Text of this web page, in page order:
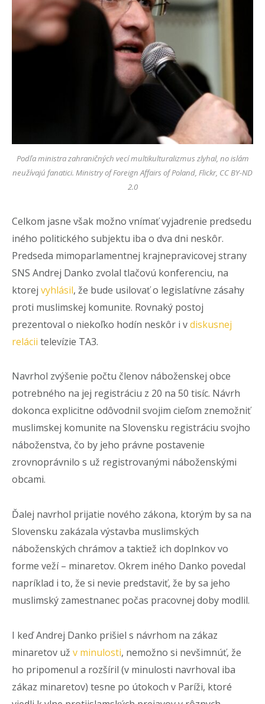
Podľa ministra zahraničných vecí multikulturalizmus zlyhal, no islám
neužívajú fanatici. Ministry of Foreign Affairs of Poland, Flickr, CC BY-ND
2.0
Celkom jasne však možno vnímať vyjadrenie predsedu
iného politického subjektu iba o dva dni neskôr.
Predseda mimoparlamentnej krajnepravicovej strany
SNS Andrej Danko zvolal tlačovú konferenciu, na
ktorej vyhlásil, že bude usilovať o legislatívne zásahy
proti muslimskej komunite. Rovnaký postoj
prezentoval o niekoľko hodín neskôr i vdiskusnej
relácii televízie TA3.
Navrhol zvýšenie počtu členov náboženskej obce
potrebného na jej registráciu z 20 na 50 tisíc. Návrh
dokonca explicitne odôvodnil svojim cieľom znemožniť
muslimskej komunite na Slovensku registráciu svojho
náboženstva, čo by jeho právne postavenie
zrovnoprávnilo s už registrovanými náboženskými
obcami.
Ďalej navrhol prijatie nového zákona, ktorým by sa na
Slovensku zakázala výstavba muslimských
náboženských chrámov a taktiež ich doplnkov vo
forme veží – minaretov. Okrem iného Danko povedal
napríklad i to, že si nevie predstaviť, že by sa jeho
muslimský zamestnanec počas pracovnej doby modlil.
I keď Andrej Danko prišiel s návrhom na zákaz
minaretov už v minulosti, nemožno si nevšimnúť, že
ho pripomenul a rozšíril (v minulosti navrhoval iba
zákaz minaretov) tesne po útokoch v Paríži, ktoré